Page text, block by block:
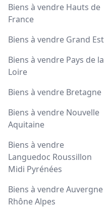
Biens à vendre Hauts de
France
Biens à vendre Grand Est
Biens à vendre Pays de la
Loire
Biens à vendre Bretagne
Biens à vendre Nouvelle
Aquitaine
Biens à vendre
Languedoc Roussillon
Midi Pyrénées
Biens à vendre Auvergne
Rhône Alpes